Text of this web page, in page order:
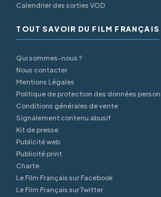
Calendrier des sorties VOD
TOUT SAVOIR DU FILM FRANÇAIS
Qui sommes-nous ?
Nous contacter
Mentions Légales
Politique de protection des données
Conditions générales de vente
Signalement contenu abusif
Kit de presse
Publicité web
Publicité print
Charte
Le Film Français sur Facebook
Le Film Français sur Twitter